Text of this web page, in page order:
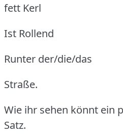
fett Kerl
Ist Rollend
Runter der/die/das
Straße.
Wie ihr sehen könnt ein
Satz.